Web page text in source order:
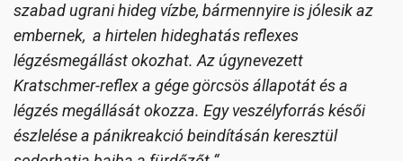
szabad ugrani hideg vízbe, bármennyire is jólesik az
embernek, a hirtelen hideghatás reflexes
légzésmegállást okozhat. Az úgynevezett
Kratschmer-reflexa gége görcsös állapotát és a
légzés megállását okozza. Egy veszélyforrás késői
észlelése a pánikreakció beindításán keresztül